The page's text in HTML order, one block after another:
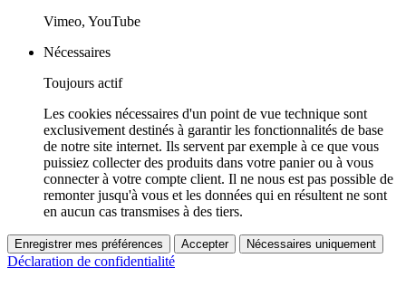
Vimeo, YouTube
Nécessaires
Toujours actif
Les cookies nécessaires d'un point de vue technique sont
exclusivement destinés à garantir les fonctionnalités de base
de notre site internet. Ils servent par exemple à ce que vous
puissiez collecter des produits dans votre panier ou à vous
connecter à votre compte client. Il ne nous est pas possible de
remonter jusqu'à vous et les données qui en résultent ne sont
en aucun cas transmises à des tiers.
Enregistrer mes préférences Accepter Nécessaires uniquement
Déclaration de confidentialité